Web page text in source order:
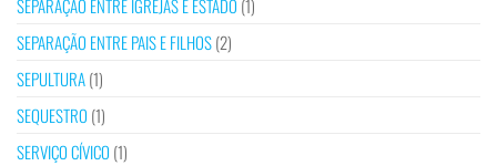
SEPARAÇÃO ENTRE IGREJAS E ESTADO (1)
SEPARAÇÃO ENTRE PAIS E FILHOS(2)
SEPULTURA(1)
SEQUESTRO (1)
SERVIÇO CÍVICO (1)